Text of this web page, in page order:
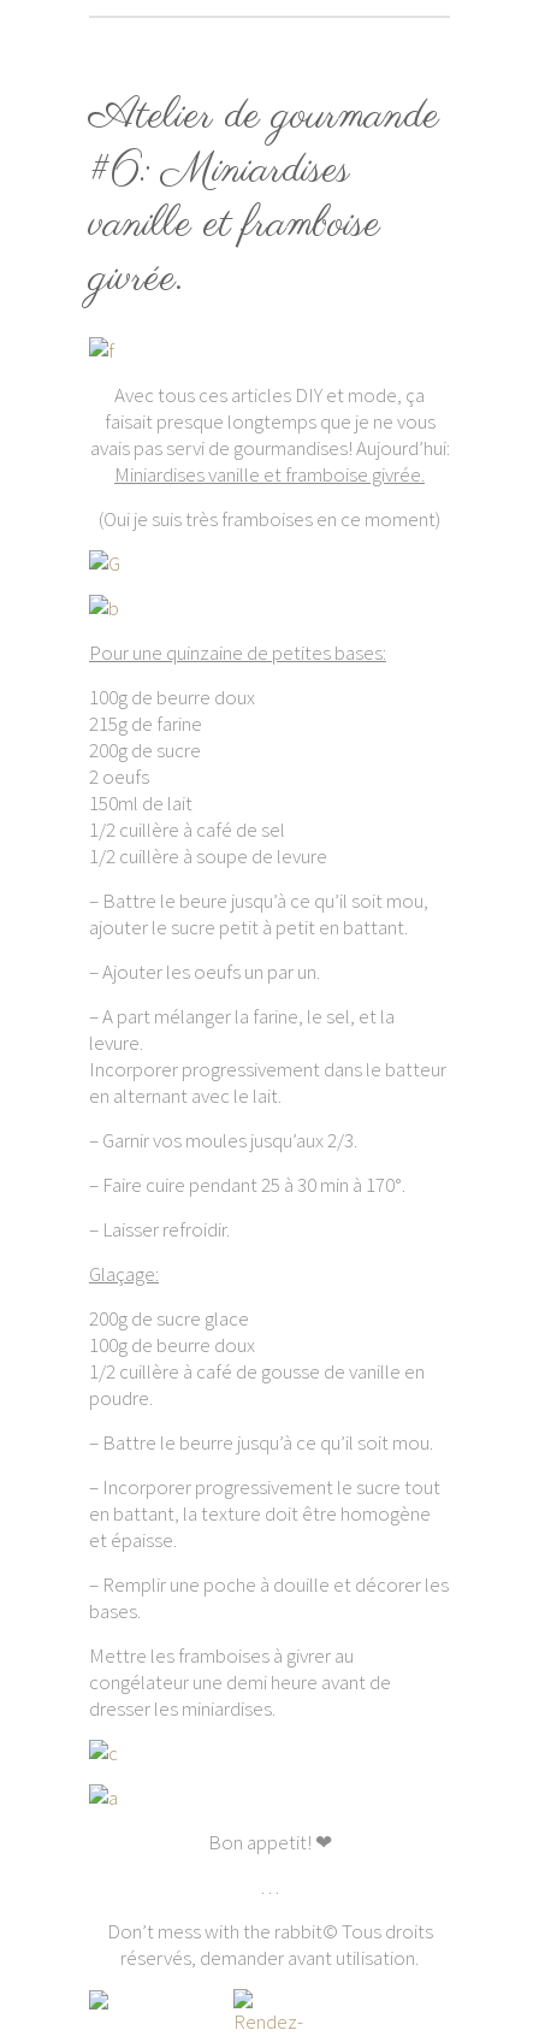
Atelier de gourmande
#6: Miniardises
vanille et framboise
givrée.
Avec tous ces articles DIY et mode, ça
faisait presque longtemps que je ne vous
avais pas servi de gourmandises! Aujourd’hui:
Miniardises vanille et framboise givrée.
(Oui je suis très framboises en ce moment)
Pour une quinzaine de petites bases:
100g de beurre doux
215g de farine
200g de sucre
2 oeufs
150ml de lait
1/2 cuillère à café de sel
1/2 cuillère à soupe de levure
– Battre le beure jusqu’à ce qu’il soit mou,
ajouter le sucre petit à petit en battant.
– Ajouter les oeufs un par un.
– A part mélanger la farine, le sel, et la
levure.
Incorporer progressivement dans le batteur
en alternant avec le lait.
– Garnir vos moules jusqu’aux 2/3.
– Faire cuire pendant 25 à 30 min à 170°.
– Laisser refroidir.
Glaçage:
200g de sucre glace
100g de beurre doux
1/2 cuillère à café de gousse de vanille en
poudre.
– Battre le beurre jusqu’à ce qu’il soit mou.
– Incorporer progressivement le sucre tout
en battant, la texture doit être homogène
et épaisse.
– Remplir une poche à douille et décorer les
bases.
Mettre les framboises à givrer au
congélateur une demi heure avant de
dresser les miniardises.
Bon appetit! ❤
…
Don’t mess with the rabbit© Tous droits
réservés, demander avant utilisation.